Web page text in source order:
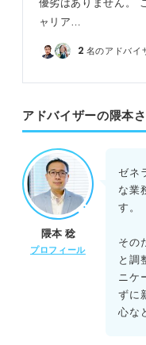
優劣はありません。
ャリア…
2 名のアドバイ
アドバイザーの隈本
隈本 稔
プロフィール
ゼネ
な業
す。
その
と調
ニケ
ずに
心な